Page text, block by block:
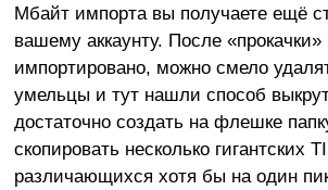
Мбайт импорта вы получаете ещё
вашему аккаунту. После
импортировано, можно смело
умельцы и тут нашли способ
достаточно создать на флешке
скопировать несколько гигантских
различающихся хотя бы на один